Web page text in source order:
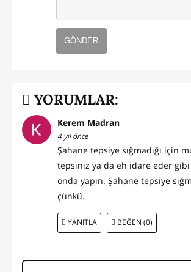
GÖNDER
YORUMLAR:
Kerem Madran
4 yıl önce
Şahane tepsiye sığmadığı için
tepsiniz ya da eh idare eder
onda yapın. Şahane tepsiye
çünkü.
YANITLA BEĞEN (0)